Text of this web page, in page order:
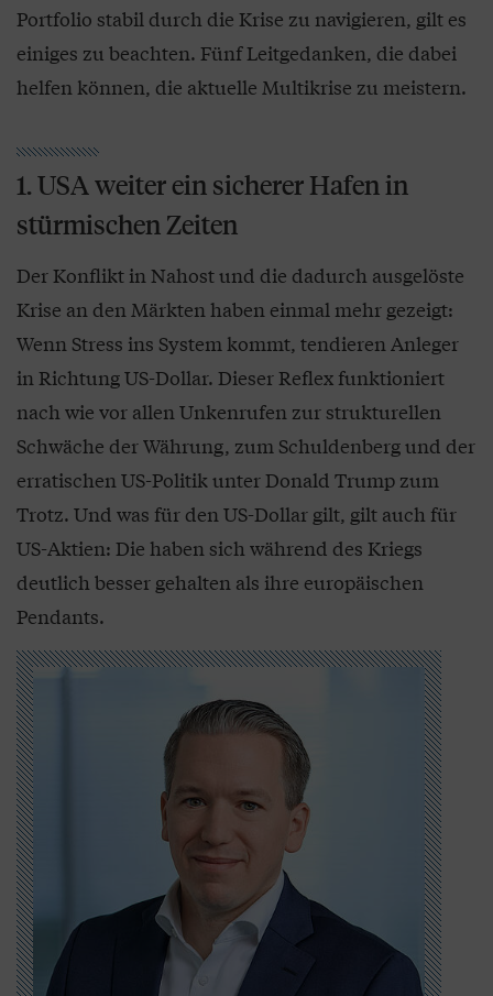
Portfolio stabil durch die Krise zu navigieren, gilt es
einiges zu beachten. Fünf Leitgedanken, die dabei
helfen können, die aktuelle Multikrise zu meistern.
1. USA weiter ein sicherer Hafen in
stürmischen Zeiten
Der Konflikt in Nahost und die dadurch ausgelöste
Krise an den Märkten haben einmal mehr gezeigt:
Wenn Stress ins System kommt, tendieren Anleger
in Richtung US-Dollar. Dieser Reflex funktioniert
nach wie vor allen Unkenrufen zur strukturellen
Schwäche der Währung, zum Schuldenberg und der
erratischen US-Politik unter Donald Trump zum
Trotz. Und was für den US-Dollar gilt, gilt auch für
US-Aktien: Die haben sich während des Kriegs
deutlich besser gehalten als ihre europäischen
Pendants.